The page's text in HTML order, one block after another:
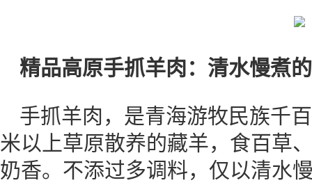
精品高原手抓羊肉：清水慢煮
手抓羊肉，是青海游牧民族千
米以上草原散养的藏羊，食百草
奶香。不添过多调料，仅以清水